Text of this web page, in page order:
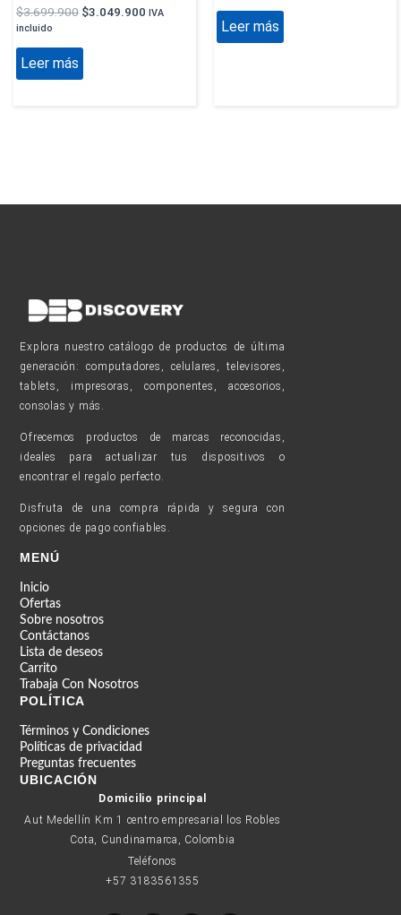
$3.699.900 $3.049.900 IVA
incluido
Leer más
Leer más
Explora nuestro catálogo de productos de última
generación: computadores, celulares, televisores,
tablets, impresoras, componentes, accesorios,
consolas y más.
Ofrecemos productos de marcas reconocidas,
ideales para actualizar tus dispositivos o
encontrar el regalo perfecto.
Disfruta de una compra rápida y segura con
opciones de pago confiables.
MENÚ
Inicio
Ofertas
Sobre nosotros
Contáctanos
Lista de deseos
Carrito
Trabaja Con Nosotros
POLÍTICA
Términos y Condiciones
Políticas de privacidad
Preguntas frecuentes
UBICACIÓN
Domicilio principal
Aut Medellín Km 1 centro empresarial los Robles
Cota, Cundinamarca, Colombia
Teléfonos
+57 3183561355